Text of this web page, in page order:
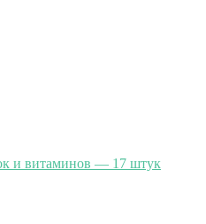
и витаминов — 17 штук